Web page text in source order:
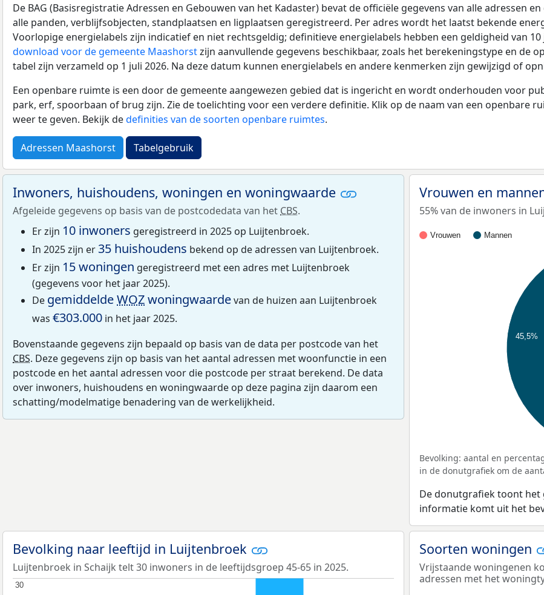
De BAG (Basisregistratie Adressen en Gebouwen van het Kadaster) bevat de officiële gegevens van alle adressen
alle panden, verblijfsobjecten, standplaatsen en ligplaatsen geregistreerd. Per adres wordt het laatst bekende
Voorlopige energielabels zijn indicatief en niet rechtsgeldig; definitieve energielabels hebben een geldigheid van
download voor de gemeente Maashorstzijn aanvullende gegevens beschikbaar, zoals het berekeningstype en de
tabel zijn verzameld op 1 juli 2026. Na deze datum kunnen energielabels en andere kenmerken zijn gewijzigd of
Een openbare ruimte is een door de gemeente aangewezen gebied dat is ingericht en wordt onderhouden voor
park, erf, spoorbaan of brug zijn. Zie de toelichting voor een verdere definitie. Klik op de naam van een openbare
weer te geven. Bekijk dedefinities van de soorten openbare ruimtes.
Adressen Maashorst Tabelgebruik
Inwoners, huishoudens, woningen en woningwaarde
Afgeleide gegevens op basis van de postcodedata van het CBS.
Er zijn 10 inwoners geregistreerd in 2025 op Luijtenbroek.
In 2025 zijn er 35 huishoudens bekend op de adressen van Luijtenbroek.
Er zijn 15 woningen geregistreerd met een adres met Luijtenbroek
(gegevens voor het jaar 2025).
De gemiddeldeWOZwoningwaardevan de huizen aan Luijtenbroek
was €303.000 in het jaar 2025.
Bovenstaande gegevens zijn bepaald op basis van de data per postcode van het
CBS. Deze gegevens zijn op basis van het aantal adressen met woonfunctie in een
postcode en het aantal adressen voor die postcode per straat berekend. De data
over inwoners, huishoudens en woningwaarde op deze pagina zijn daarom een
schatting/modelmatige benadering van de werkelijkheid.
Vrouwen en
55% van de inwoners in
Vrouwen Mannen
45,5%
Bevolking: aantal en
in de donutgrafiek om de
De donutgrafiek toont het
informatie komt uit het
Bevolking naar leeftijd in Luijtenbroek
Luijtenbroek in Schaijk telt 30 inwoners in de leeftijdsgroep 45-65 in 2025.
30
30
Soorten woningen
Vrijstaande woningenen
adressen met het